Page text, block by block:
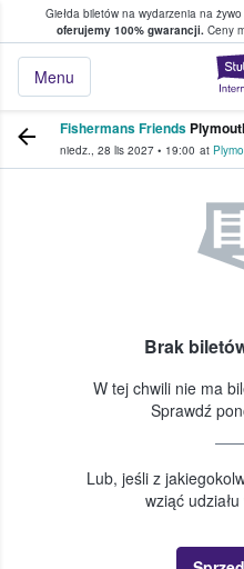
Giełda biletów na wydarzenia na
oferujemy 100% gwarancji. Ceny
Menu
w którym fani i
Fishermans Friends
niedz., 28 lis 2027 • 19:00 at
Brak
W tej chwili nie ma
Sprawdź
Lub, jeśli z
wziąć